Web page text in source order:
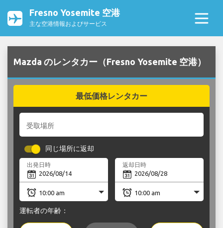
Fresno Yosemite 空港
主な空港情報およびサービス
Mazda のレンタカー（Fresno Yosemite 空港）
最低価格レンタカー
受取場所
同じ場所に返却
出発日時 返却日時
運転者の年齢：